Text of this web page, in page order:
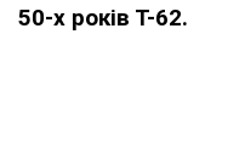
50-х років Т-62.